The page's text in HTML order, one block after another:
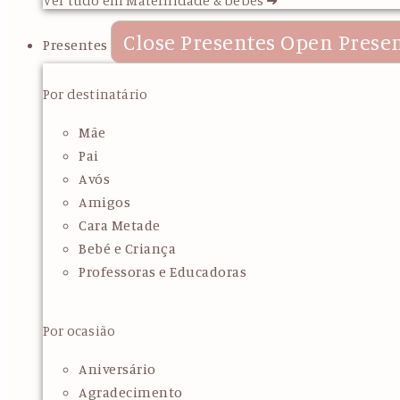
Presentes Close Presentes Open
Por destinatário
Mãe
Pai
Avós
Amigos
Cara Metade
Bebé e Criança
Professoras e Educadoras
Por ocasião
Aniversário
Agradecimento